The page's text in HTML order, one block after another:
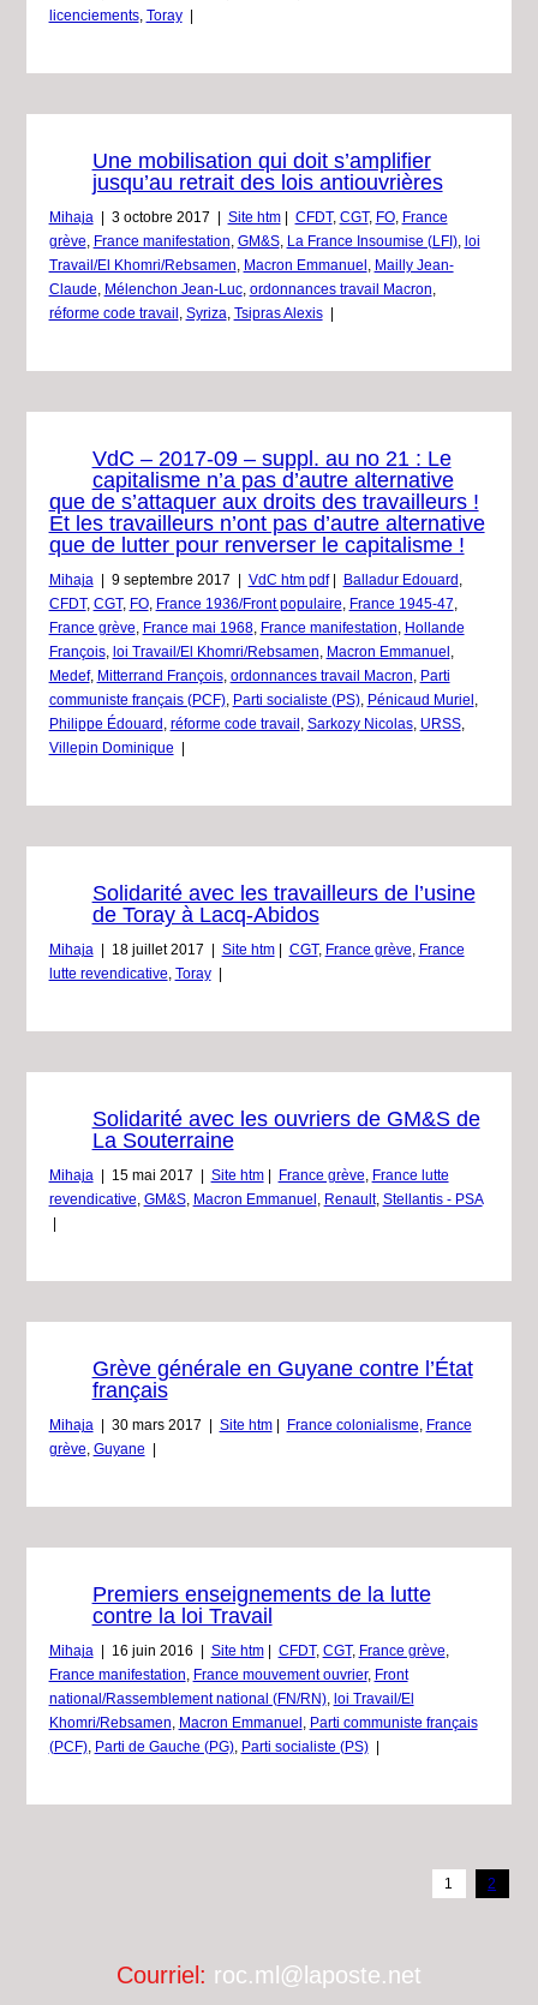
licenciements, Toray
Une mobilisation qui doit s’amplifier
jusqu’au retrait des lois antiouvrières
Mihaja 3 octobre 2017 Site htm CFDT, CGT, FO,
France
grève
France manifestation GM&S, La France Insoumise (LFI),
loi
Travail/El Khomri/Rebsamen
Macron Emmanuel
Mailly Jean-
Claude
Mélenchon Jean-Luc, ordonnances travail Macron
réforme code travail
Syriza Tsipras Alexis
VdC – 2017-09 – suppl. au no 21 : Le
capitalisme n’a pas d’autre alternative
que de s’attaquer aux droits des travailleurs !
Et les travailleurs n’ont pas d’autre alternative
que de lutter pour renverser le capitalisme !
Mihaja 9 septembre 2017 VdC htm pdf Balladur Edouard
CFDT, CGT, FO, France 1936/Front populaire France 1945-47
France grève
France mai 1968, France manifestation
Hollande
François, loi Travail/El Khomri/Rebsamen Macron Emmanuel
Medef, Mitterrand François, ordonnances travail Macron
Parti
communiste français (PCF), Parti socialiste (PS), Pénicaud Muriel
Philippe Édouard
réforme code travail Sarkozy Nicolas, URSS,
Villepin Dominique
Solidarité avec les travailleurs de l’usine
de Toray à Lacq-Abidos
Mihaja 18 juillet 2017 Site htm CGT, France grève
France
lutte revendicative Toray
Solidarité avec les ouvriers de GM&S de
La Souterraine
Mihaja 15 mai 2017 Site htm France grève
France lutte
revendicative GM&S, Macron Emmanuel Renault, Stellantis - PSA
Grève générale en Guyane contre l’État
français
Mihaja 30 mars 2017 Site htm France colonialisme
France
grève Guyane
Premiers enseignements de la lutte
contre la loi Travail
Mihaja 16 juin 2016 Site htm CFDT, CGT, France grève
France manifestation
France mouvement ouvrier, Front
national/Rassemblement national (FN/RN),
loi Travail/El
Khomri/Rebsamen
Macron Emmanuel
Parti communiste français
(PCF), Parti de Gauche (PG), Parti socialiste (PS)
1 2
Courriel: roc.ml@laposte.net